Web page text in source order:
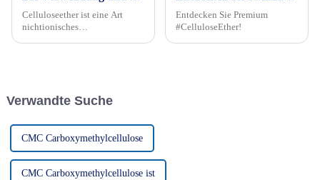
Celluloseether ist eine Art
nichtionisches
beispielsweise in der
Entdecken Sie Premium
#CelluloseEther!
Verwandte Suche
CMC Carboxymethylcellulose
CMC Carboxymethylcellulose ist